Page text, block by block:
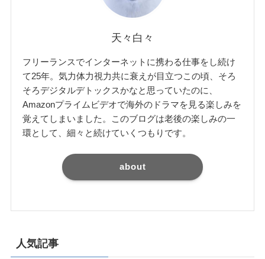
天々白々
フリーランスでインターネットに携わる仕事をし続け
て25年。気力体力視力共に衰えが目立つこの頃、そろ
そろデジタルデトックスかなと思っていたのに、
Amazonプライムビデオで海外のドラマを見る楽しみを
覚えてしまいました。このブログは老後の楽しみの一
環として、細々と続けていくつもりです。
about
人気記事